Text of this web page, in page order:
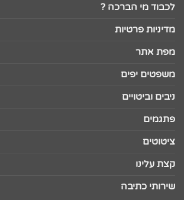
לכבוד מי הברכה ?
מדיניות פרטיות
מפת אתר
משפטים יפים
ניבים וביטויים
פתגמים
ציטוטים
קצת עלינו
שירותי כתיבה